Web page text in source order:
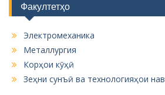
Факултетҳо
Электромеханика
Металлургия
Корҳои кӯҳӣ
Зеҳни сунъӣ ва технологияҳои нав